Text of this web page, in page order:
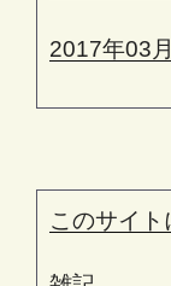
2017年03月
このサイト